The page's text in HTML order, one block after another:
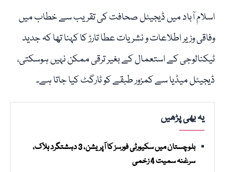
اسلام آباد میں ڈیجیٹل صحافت کی تقریب سے خطاب میں
وفاقی وزیر اطلاعات و نشریات عطا تارڑ کا کہنا تھا کہ جدید
ٹیکنالوجی کے استعمال کے بغیر ترقی ممکن نہیں ہوسکتی،
ڈیجیٹل میڈیا سے کمزور طبقے کو ٹارگٹ کیا جاتا ہے۔
یہ بھی پڑھیں
بلوچستان میں سکیورٹی فورسز کا آپریشن، 3 دہشتگرد ہلاک،
سرغنہ سمیت 4 زخمی